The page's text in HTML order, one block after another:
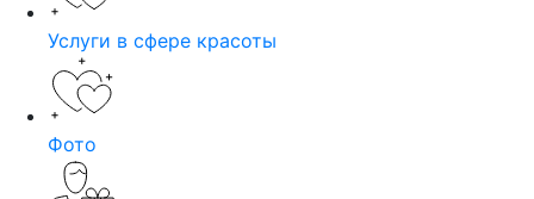
Услуги в сфере красоты
Фото